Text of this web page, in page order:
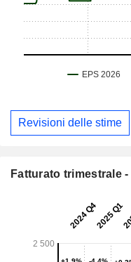
Revisioni delle stime
Fatturato trimestrale